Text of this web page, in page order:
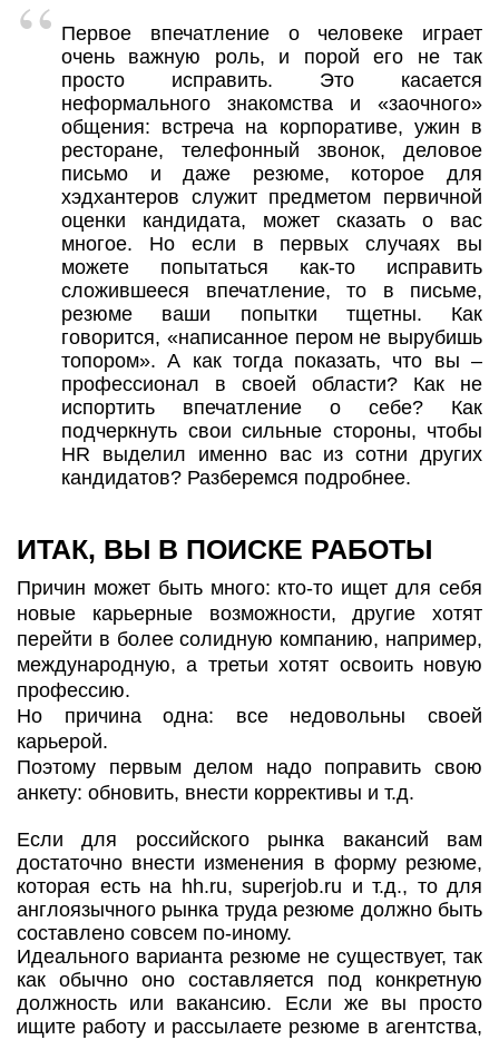
Первое впечатление о человеке играет
очень важную роль, и порой его не так
просто исправить. Это касается
неформального знакомства и «заочного»
общения: встреча на корпоративе, ужин в
ресторане, телефонный звонок, деловое
письмо и даже резюме, которое для
хэдхантеров служит предметом первичной
оценки кандидата, может сказать о вас
многое. Но если в первых случаях вы
можете попытаться как-то исправить
сложившееся впечатление, то в письме,
резюме ваши попытки тщетны. Как
говорится, «написанное пером не вырубишь
топором». А как тогда показать, что вы –
профессионал в своей области? Как не
испортить впечатление о себе? Как
подчеркнуть свои сильные стороны, чтобы
HR выделил именно вас из сотни других
кандидатов? Разберемся подробнее.
ИТАК, ВЫ В ПОИСКЕ РАБОТЫ
Причин может быть много: кто-то ищет для себя
новые карьерные возможности, другие хотят
перейти в более солидную компанию, например,
международную, а третьи хотят освоить новую
профессию.
Но причина одна: все недовольны своей
карьерой.
Поэтому первым делом надо поправить свою
анкету: обновить, внести коррективы и т.д.
Если для российского рынка вакансий вам
достаточно внести изменения в форму резюме,
которая есть на hh.ru, superjob.ru и т.д., то для
англоязычного рынка труда резюме должно быть
составлено совсем по-иному.
Идеального варианта резюме не существует, так
как обычно оно составляется под конкретную
должность или вакансию. Если же вы просто
ищите работу и рассылаете резюме в агентства,